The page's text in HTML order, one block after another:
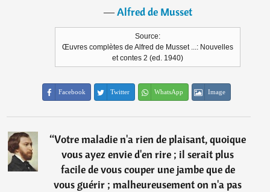
―Alfred de Musset
Source:
Œuvres complètes de Alfred de Musset ...: Nouvelles
et contes 2 (ed. 1940)
Facebook Twitter WhatsApp Image
“Votre maladie n'a rien de plaisant, quoique
vous ayez envie d'en rire ; il serait plus
facile de vous couper une jambe que de
vous guérir ; malheureusement on n'a pas